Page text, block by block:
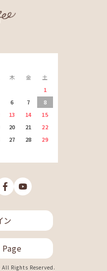
木 金
土
1
6 7
8
13 14
15
20 21
22
27 28
29
ン
All Rights Reserved.